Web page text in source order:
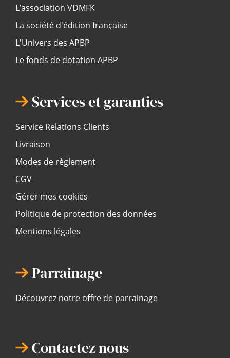
L’association VDMFK
La société d'édition française
L'Univers des APBP
Le fonds de dotation APBP
Services et garanties
Service Relations Clients
Livraison
Modes de règlement
CGV
Gérer mes cookies
Politique de protection des données
Mentions légales
Parrainage
Découvrez notre offre de parrainage
Contactez nous